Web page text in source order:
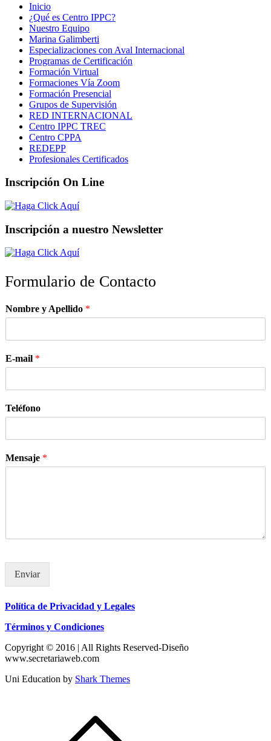
Inicio
¿Qué es Centro IPPC?
Nuestro Equipo
Marina Galimberti
Especializaciones con Aval Internacional
Programas de Certificación
Formación Virtual
Formaciones Vía Zoom
Formación Presencial
Grupos de Supervisión
RED INTERNACIONAL
Centro IPPC TREC
Centro CPPA
REDEPP
Profesionales Certificados
Inscripción On Line
Inscripción a nuestro Newsletter
Formulario de Contacto
Nombre y Apellido *
E-mail *
Teléfono
Mensaje *
Enviar
Política de Privacidad y Legales
Términos y Condiciones
Copyright © 2016 | All Rights Reserved-Diseño
www.secretariaweb.com
Uni Education by Shark Themes